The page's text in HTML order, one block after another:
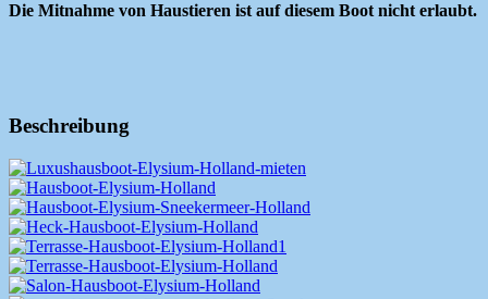
Die Mitnahme von Haustieren ist auf diesem Boot nicht erlaubt.
Beschreibung